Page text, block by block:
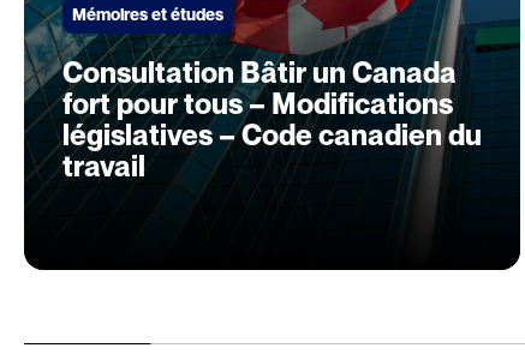
Mémoires et études
Consultation Bâtir un Canada
fort pour tous – Modifications
législatives – Code canadien du
travail